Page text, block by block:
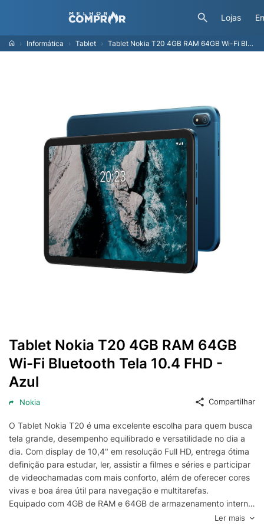
Lojas
Informática Tablet Tablet Nokia T20 4GB RAM 64GB Wi-Fi Bluetooth Tela 10.4 FHD - Azul
Tablet Nokia T20 4GB RAM 64GB
Wi-Fi Bluetooth Tela 10.4 FHD -
Azul
Nokia Compartilhar
O Tablet Nokia T20 é uma excelente escolha para quem busca
tela grande, desempenho equilibrado e versatilidade no dia a
dia. Com display de 10,4" em resolução Full HD, entrega ótima
definição para estudar, ler, assistir a filmes e séries e participar
de videochamadas com mais conforto, além de oferecer cores
vivas e boa área útil para navegação e multitarefas.
Equipado com 4GB de RAM e 64GB de armazenamento interno,
o Nokia T20 garante fluidez para aplicativos populares, redes
Ler mais